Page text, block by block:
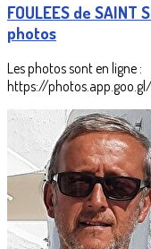
FOULEES de SAINT
photos
Les photos sont en ligne :
https://